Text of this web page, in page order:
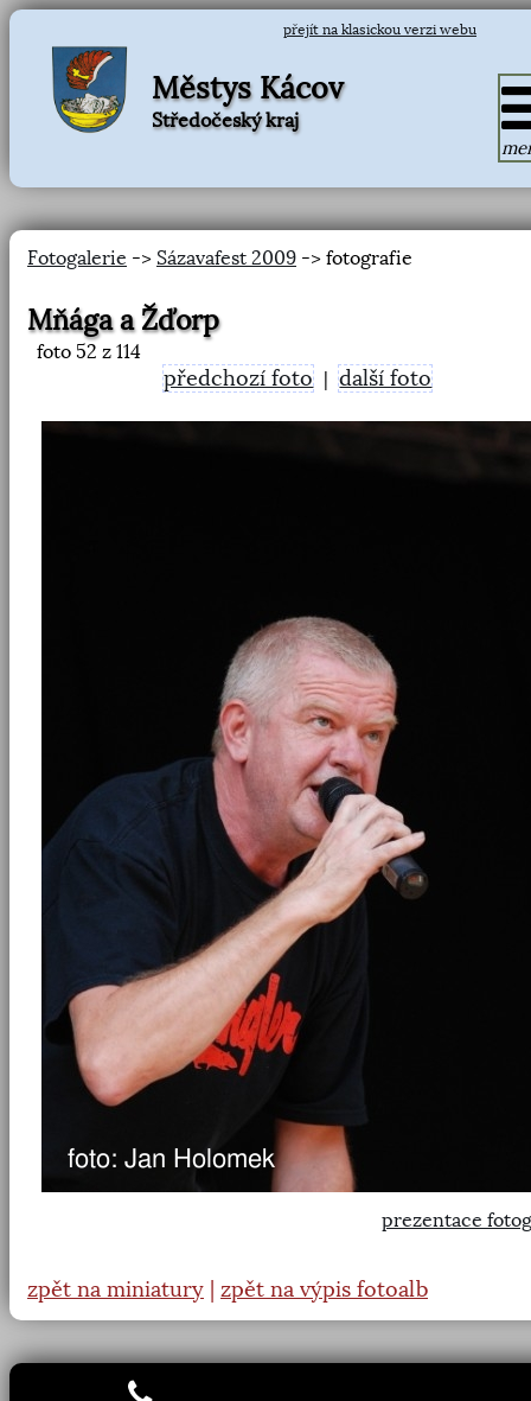
přejít na klasickou verzi webu
Městys Kácov
Středočeský kraj
Fotogalerie -> Sázavafest 2009 -> fotografie
Mňága a Žďorp
foto 52 z 114
předchozí foto |další foto
prezentace
zpět na miniatury zpět na výpis fotoalb